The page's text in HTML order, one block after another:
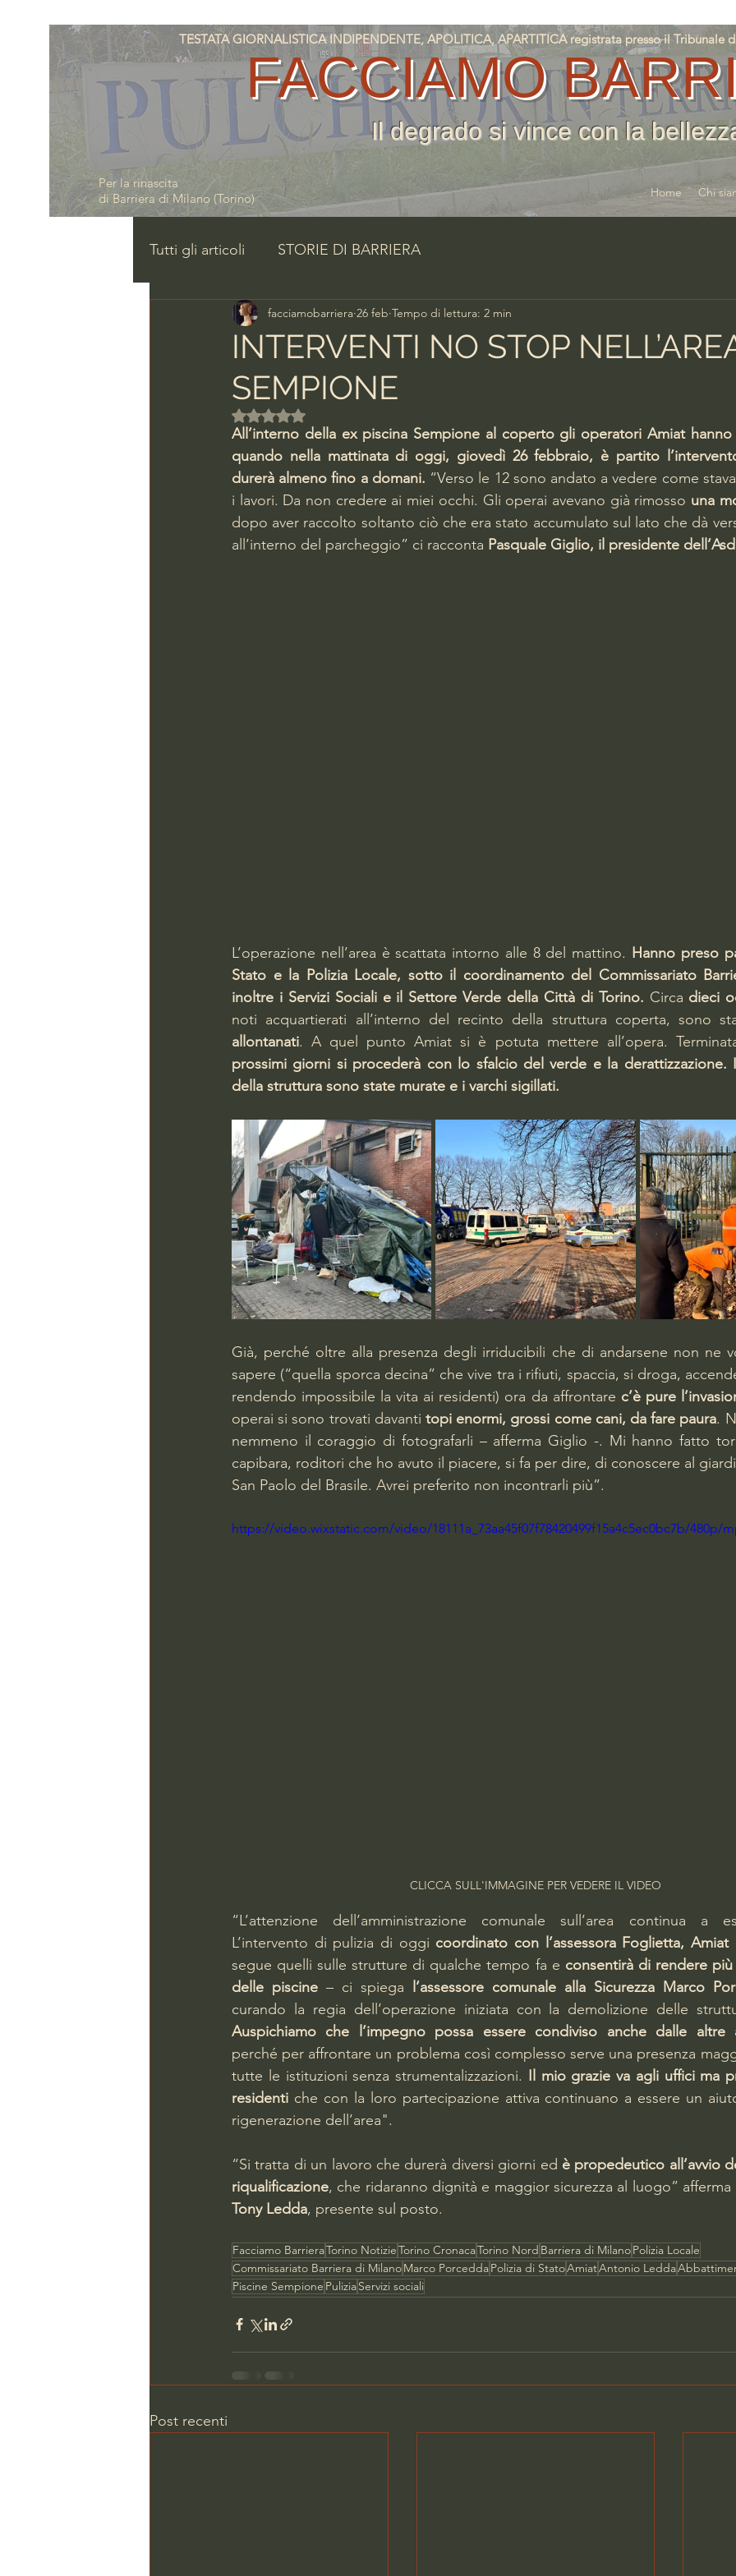
Per la rinascita
di Barriera di Milano (Torino)
FACCIAMO
Il degrado si vince con la
Home Chi
TESTATA GIORNALISTICA INDIPENDENTE, APOLITICA, APARTITICA registrata presso il Tribunale
Tutti gli articoli STORIE DI BARRIERA
INTERVENTI NO STOP
SEMPIONE
facciamobarriera 26 feb Tempo di lettura: 2 min
Valutazione NaN stelle su 5.
All’interno della ex piscina Sempione al coperto gli operatori Amiat
quando nella mattinata di oggi, giovedì 26 febbraio, è partito
durerà almeno fino a domani. “Verso le 12 sono andato a vedere come
i lavori. Da non credere ai miei occhi. Gli operai avevano già rimosso
dopo aver raccolto soltanto ciò che era stato accumulato sul lato che dà
all’interno del parcheggio” ci racconta Pasquale Giglio, il presidente
L’operazione nell’area è scattata intorno alle 8 del mattino. Hanno preso
Stato e la Polizia Locale, sotto il coordinamento del Commissariato
inoltre i Servizi Sociali e il Settore Verde della Città di Torino. Circa dieci
noti acquartierati all’interno del recinto della struttura coperta, sono
allontanati. A quel punto Amiat si è potuta mettere all’opera.
prossimi giorni si procederà con lo sfalcio del verde e la
della struttura sono state murate e i varchi sigillati.
Già, perché oltre alla presenza degli irriducibili che di andarsene non ne
sapere (“quella sporca decina” che vive tra i rifiuti, spaccia, si droga,
rendendo impossibile la vita ai residenti) ora da affrontare c’è pure
operai si sono trovati davanti topi enormi, grossi come cani, da fare paura.
nemmeno il coraggio di fotografarli – afferma Giglio -. Mi hanno fatto
capibara, roditori che ho avuto il piacere, si fa per dire, di conoscere al
San Paolo del Brasile. Avrei preferito non incontrarli più”.
https://video.wixstatic.com/video/18111a_73aa45f07f78420499f15a4c5ec0bc7b/480p/
CLICCA SULL'IMMAGINE PER VEDERE IL VIDEO
“L’attenzione dell’amministrazione comunale sull’area continua a
L’intervento di pulizia di oggi coordinato con l’assessora Foglietta, Amiat
segue quelli sulle strutture di qualche tempo fa e consentirà di rendere più
delle piscine – ci spiega l’assessore comunale alla Sicurezza Marco
perché per affrontare un problema così complesso serve una presenza
tutte le istituzioni senza strumentalizzazioni. Il mio grazie va agli uffici ma
residenti che con la loro partecipazione attiva continuano a essere un
rigenerazione dell’area".
“Si tratta di un lavoro che durerà diversi giorni ed è propedeutico all’avvio
riqualificazione, che ridaranno dignità e maggior sicurezza al luogo” afferma
Tony Ledda, presente sul posto.
Facciamo BarrieraTorino NotizieTorino CronacaTorino Nord Barriera di MilanoPolizia Locale
Commissariato Barriera di MilanoMarco PorceddaPolizia di StatoAmiatAntonio Ledda
Piscine Sempione PuliziaServizi sociali
Post recenti